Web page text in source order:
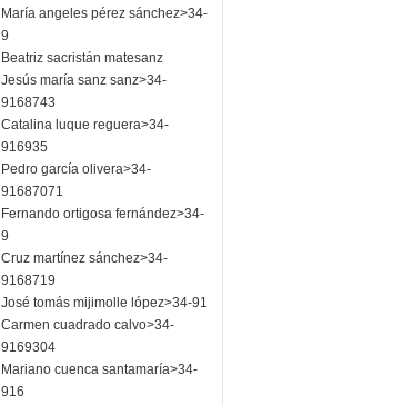
María angeles pérez sánchez>34-
9
Beatriz sacristán matesanz
Jesús maría sanz sanz>34-
9168743
Catalina luque reguera>34-
916935
Pedro garcía olivera>34-
91687071
Fernando ortigosa fernández>34-
9
Cruz martínez sánchez>34-
9168719
José tomás mijimolle lópez>34-91
Carmen cuadrado calvo>34-
9169304
Mariano cuenca santamaría>34-
916